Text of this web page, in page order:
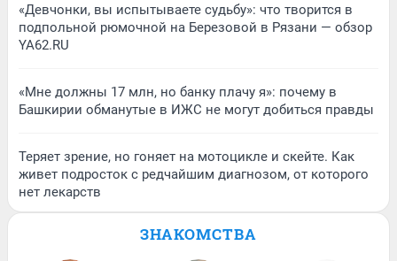
«Девчонки, вы испытываете судьбу»: что творится в
подпольной рюмочной на Березовой в Рязани — обзор
YA62.RU
«Мне должны 17 млн, но банку плачу я»: почему в
Башкирии обманутые в ИЖС не могут добиться правды
Теряет зрение, но гоняет на мотоцикле и скейте. Как
живет подросток с редчайшим диагнозом, от которого
нет лекарств
ЗНАКОМСТВА